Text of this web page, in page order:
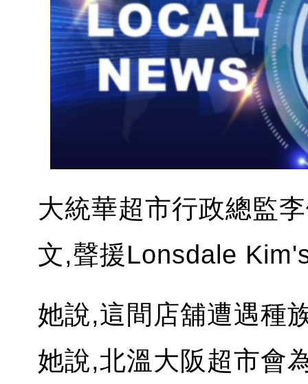
大統華超市行政總監
文,聲援Lonsdale
她說,這間店舖遭遇種
她說,北溫大阪超市會